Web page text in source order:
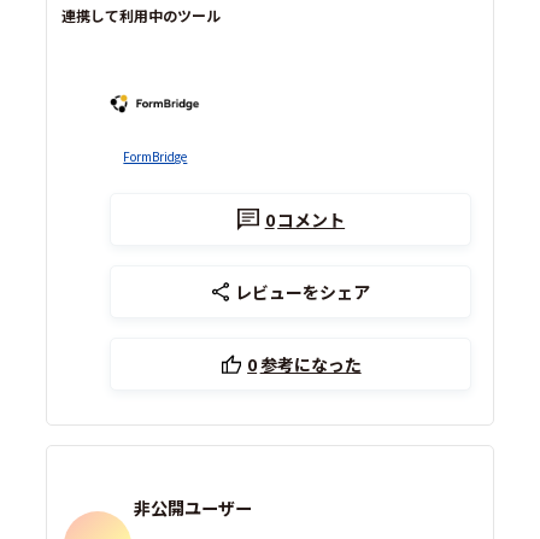
連携して利用中のツール
FormBridge
0コメント
レビューをシェア
0参考になった
非公開ユーザー